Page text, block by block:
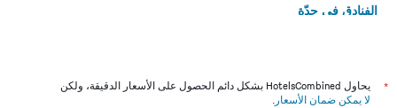
الفنادق في جدّة
*
يحاول HotelsCombined بشكل دائم الحصول على الأسعار الدقيقة، ولكن
لا يمكن ضمان الأسعار .